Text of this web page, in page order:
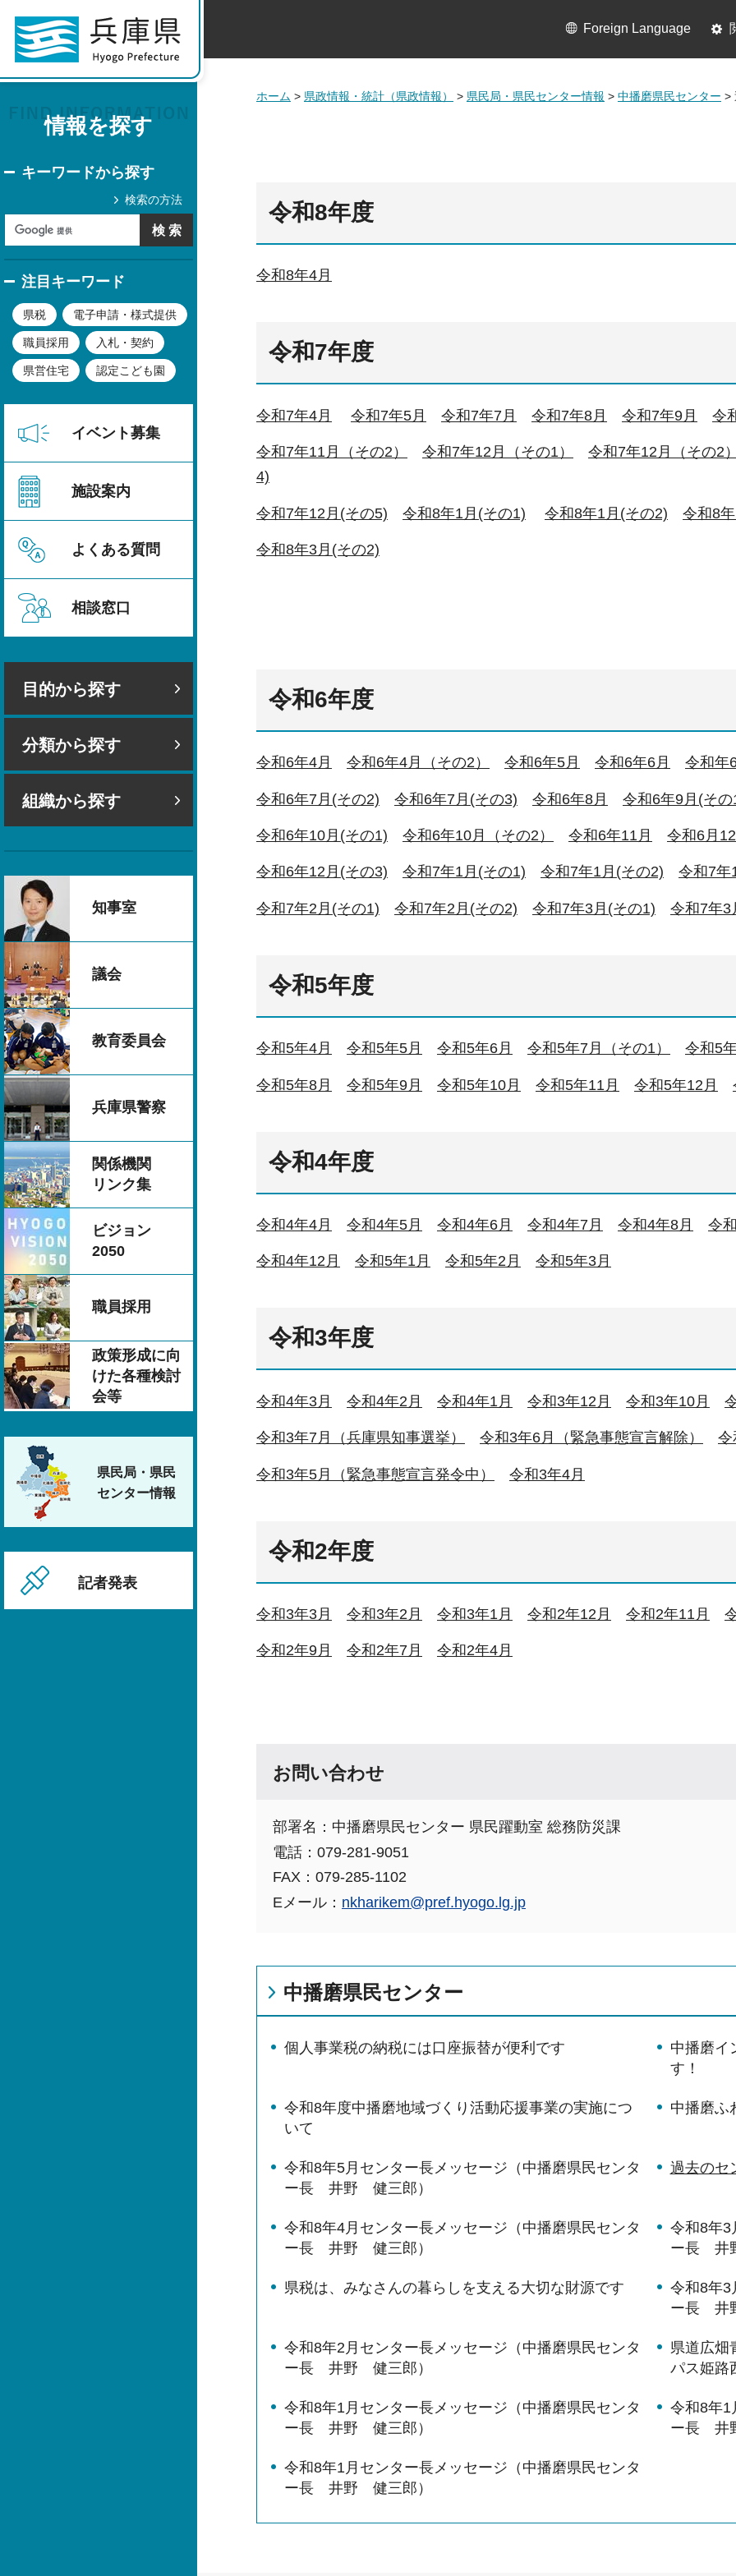
情報を探す
キーワードから探す
検索の方法
注目キーワード
県税 電子申請・様式提供
職員採用 入札・契約
県営住宅 認定こども園
イベント募集
施設案内
よくある質問
相談窓口
目的から探す
分類から探す
組織から探す
知事室
議会
教育委員会
兵庫県警察
関係機関
リンク集
ビジョン
2050
職員採用
政策形成に向
けた各種検討
会等
県民局・県民
センター情報
記者発表
Foreign Language
ホーム > 県政情報・統計（県政情報） > 県民局・県民センター情報 > 中播磨県民センター >
令和8年度
令和8年4月
令和7年度
令和7年4月 令和7年5月 令和7年7月 令和7年8月 令和7年9月 令
令和7年11月（その2） 令和7年12月（その1） 令和7年12月（その2）
4)
令和7年12月(その5) 令和8年1月(その1) 令和8年1月(その2) 令和8
令和8年3月(その2)
令和6年度
令和6年4月 令和6年4月（その2） 令和6年5月 令和6年6月 令和年
令和6年7月(その2) 令和6年7月(その3) 令和6年8月 令和6年9月(その
令和6年10月(その1) 令和6年10月（その2） 令和6年11月 令和6月
令和6年12月(その3) 令和7年1月(その1) 令和7年1月(その2) 令和7年
令和7年2月(その1) 令和7年2月(その2) 令和7年3月(その1) 令和7年3
令和5年度
令和5年4月 令和5年5月 令和5年6月 令和5年7月（その1） 令和5
令和5年8月 令和5年9月 令和5年10月 令和5年11月 令和5年12月
令和4年度
令和4年4月 令和4年5月 令和4年6月 令和4年7月 令和4年8月 令
令和4年12月 令和5年1月 令和5年2月 令和5年3月
令和3年度
令和4年3月 令和4年2月 令和4年1月 令和3年12月 令和3年10月
令和3年7月（兵庫県知事選挙） 令和3年6月（緊急事態宣言解除） 令
令和3年5月（緊急事態宣言発令中） 令和3年4月
令和2年度
令和3年3月 令和3年2月 令和3年1月 令和2年12月 令和2年11月
令和2年9月 令和2年7月 令和2年4月
お問い合わせ
部署名：中播磨県民センター 県民躍動室 総務防災課
電話：079-281-9051
FAX：079-285-1102
Eメール： nkharikem@pref.hyogo.lg.jp
中播磨県民センター
個⼈事業税の納税には口座振替が便利です
中播磨イ
す！
令和8年度中播磨地域づくり活動応援事業の実施につ
いて
中播磨ふ
令和8年5月センター長メッセージ（中播磨県民センタ
ー長 井野 健三郎）
過去のセ
令和8年4月センター長メッセージ（中播磨県民センタ
ー長 井野 健三郎）
令和8年3
ー長 井
県税は、みなさんの暮らしを支える大切な財源です
令和8年3
ー長 井
令和8年2月センター長メッセージ（中播磨県民センタ
ー長 井野 健三郎）
県道広畑
パス姫路
令和8年1月センター長メッセージ（中播磨県民センタ
ー長 井野 健三郎）
令和8年1
ー長 井
令和8年1月センター長メッセージ（中播磨県民センタ
ー長 井野 健三郎）